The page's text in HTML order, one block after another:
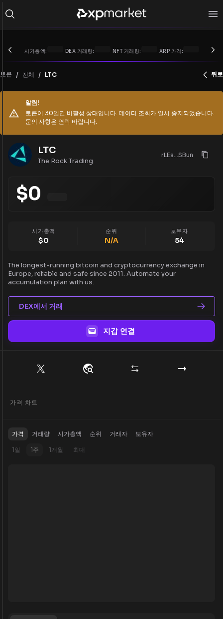
시가총액: DEX 거래량: NFT 거래량: XRP 가격:
토큰 / 전체 / LTC 뒤로
알림!
토큰이 30일간 비활성 상태입니다. 데이터 조회가 일시 중지되었습니다.
문의 사항은 연락 바랍니다.
LTC
The Rock Trading
rLEs...SBun
$0
시가총액
$0
순위
N/A
보유자
54
The longest-running bitcoin and cryptocurrency exchange in
Europe, reliable and safe since 2011. Automate your
accumulation plan with us.
DEX에서 거래
지갑 연결
가격 차트
가격 거래량 시가총액 순위 거래자 보유자
1일 1주 1개월 최대